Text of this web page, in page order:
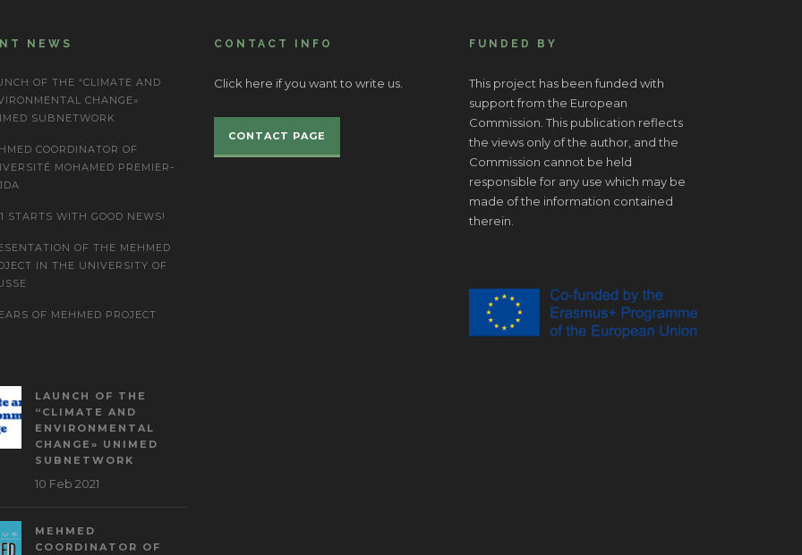
NEWS
OF THE “CLIMATE AND
CHANGE»
SUBNETWORK
COORDINATOR OF
MOHAMED PREMIER-
STARTS WITH GOOD NEWS!
OF THE MEHMED
IN THE UNIVERSITY OF
OF MEHMED PROJECT
LAUNCH OF THE
“CLIMATE AND
ENVIRONMENTAL
CHANGE» UNIMED
SUBNETWORK
10 Feb 2021
MEHMED
COORDINATOR OF
CONTACT INFO
Click here if you want to write us.
CONTACT PAGE
FUNDED BY
This project has been funded with
support from the European
Commission. This publication reflects
the views only of the author, and the
Commission cannot be held
responsible for any use which may be
made of the information contained
therein.